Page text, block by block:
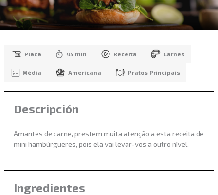
Placa 45 min Receita Carnes
Média Americana Pratos Principais
Descripción
Amantes de carne, prestem muita atenção a esta receita de
mini hambúrgueres, pois ela vai levar-vos a outro nível.
Ingredientes